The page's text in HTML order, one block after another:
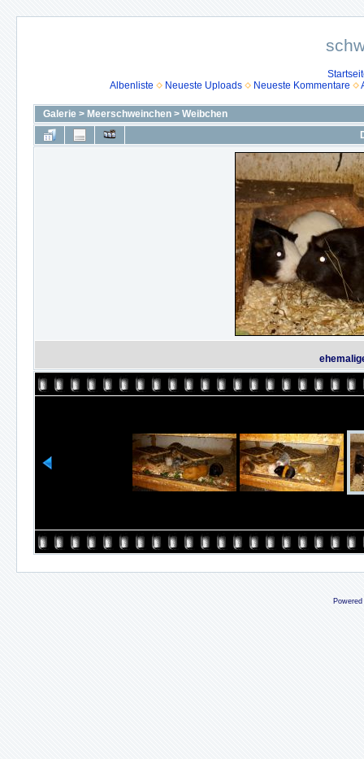
Albenliste
Neueste Uploads Neueste Kommentare
Galerie > Meerschweinchen > Weibchen